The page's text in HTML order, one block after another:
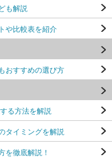
も解説
や比較表を紹介
おすすめの選び方
る方法を解説
タイミングを解説
を徹底解説！